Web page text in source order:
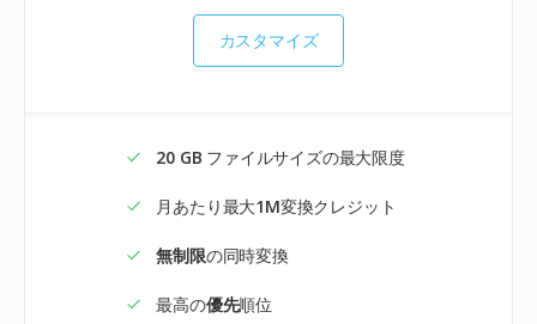
カスタマイズ
20 GB ファイルサイズの最大限度
月あたり最大1M変換クレジット
無制限の同時変換
最高の優先順位